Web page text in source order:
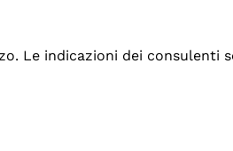
Le indicazioni dei consulenti